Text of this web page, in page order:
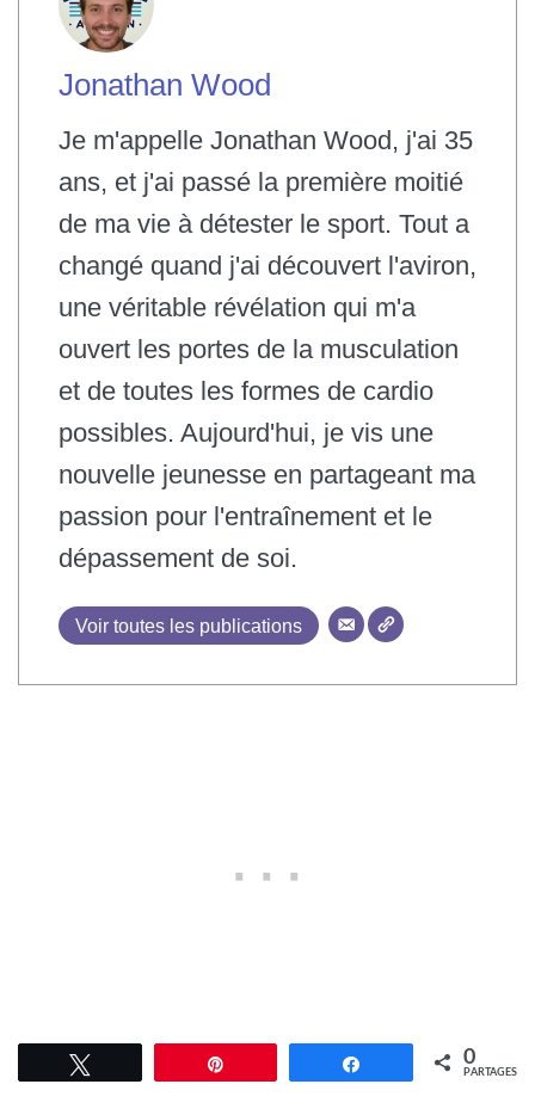
Jonathan Wood
Je m'appelle Jonathan Wood, j'ai 35
ans, et j'ai passé la première moitié
de ma vie à détester le sport. Tout a
changé quand j'ai découvert l'aviron,
une véritable révélation qui m'a
ouvert les portes de la musculation
et de toutes les formes de cardio
possibles. Aujourd'hui, je vis une
nouvelle jeunesse en partageant ma
passion pour l'entraînement et le
dépassement de soi.
Voir toutes les publications
Partagez 0
PARTAGES